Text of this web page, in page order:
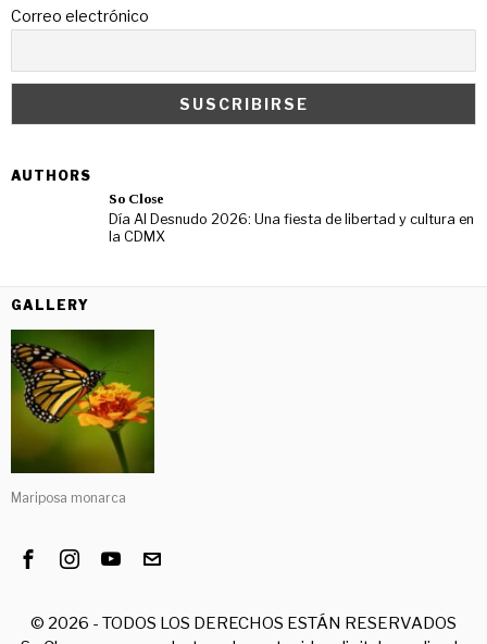
Correo electrónico
AUTHORS
So Close
Día Al Desnudo 2026: Una fiesta de libertad y cultura en
la CDMX
GALLERY
Mariposa monarca
© 2026 - TODOS LOS DERECHOS ESTÁN RESERVADOS